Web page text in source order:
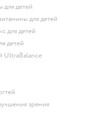
для детей
для детей
для детей
детей
UltraBalance
зрения